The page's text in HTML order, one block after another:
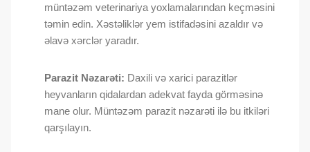
müntəzəm veterinariya yoxlamalarından keçməsini
təmin edin. Xəstəliklər yem istifadəsini azaldır və
əlavə xərclər yaradır.
Parazit Nəzarəti: Daxili və xarici parazitlər
heyvanların qidalardan adekvat fayda görməsinə
mane olur. Müntəzəm parazit nəzarəti ilə bu itkiləri
qarşılayın.